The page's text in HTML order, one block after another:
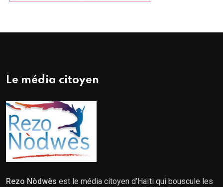
Le média citoyen
Rezo Nòdwès est le média citoyen d’Haïti qui bouscule les